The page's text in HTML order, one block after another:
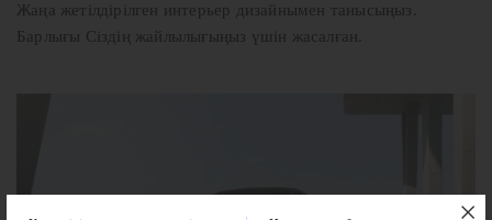
Жаңа жетілдірілген интерьер дизайнымен танысыңыз.
Барлығы Сіздің жайлылығыңыз үшін жасалған.